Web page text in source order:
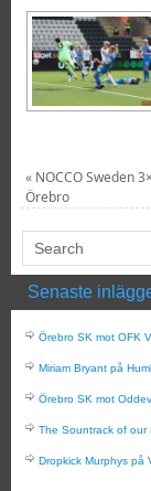
«NOCCO Sweden
Örebro
Senaste
Örebro SK mot OFK
Miriam Bryant på
Örebro SK mot
The Sountrack of our
Dropkick Murphys på